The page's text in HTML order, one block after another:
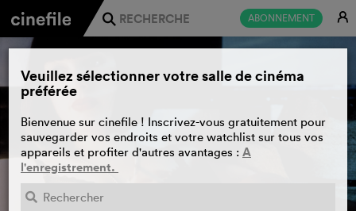
ABONNEMENT E
j
Veuillez sélectionner votre salle de cinéma
préférée
Bienvenue sur cinefile ! Inscrivez-vous gratuitement pour
sauvegarder vos endroits et votre watchlist sur tous vos
appareils et profiter d'autres avantages : A
l'enregistrement.